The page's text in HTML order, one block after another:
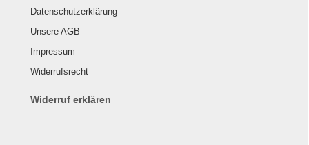
Datenschutzerklärung
Unsere AGB
Impressum
Widerrufsrecht
Widerruf erklären